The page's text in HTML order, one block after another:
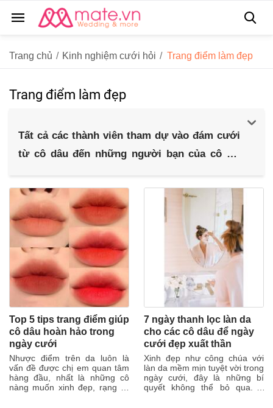
Trang chủ / Kinh nghiệm cưới hỏi / Trang điểm làm đẹp
Trang điểm làm đẹp
Tất cả các thành viên tham dự vào đám cưới
từ cô dâu đến những người bạn của cô ấy,
riêng.
Top 5 tips trang điểm giúp
cô dâu hoàn hảo trong
ngày cưới
Nhược điểm trên da luôn là
vấn đề được chị em quan tâm
hàng đầu, nhất là những cô
nàng muốn xinh đẹp, rạng rỡ
7 ngày thanh lọc làn da
cho các cô dâu để ngày
cưới đẹp xuất thần
Xinh đẹp như công chúa với
làn da mềm mịn tuyệt vời trong
ngày cưới, đây là những bí
quyết không thể bỏ qua. 7